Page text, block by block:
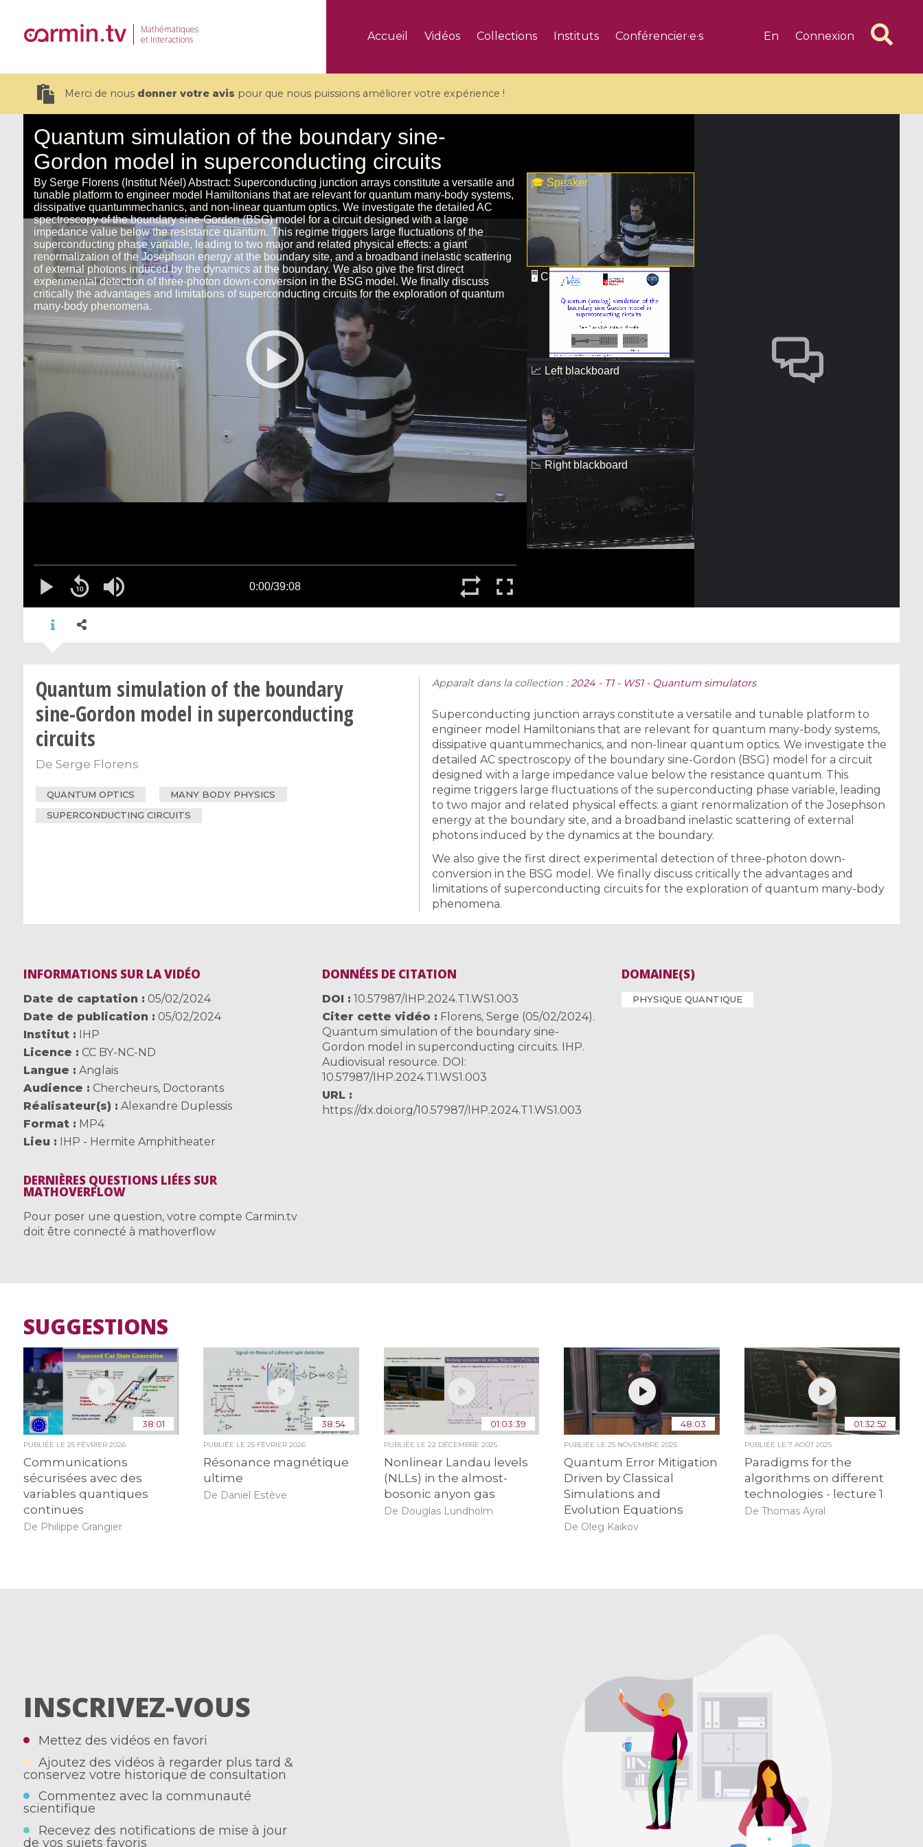
Mathématiques
et Interactions
Accueil Vidéos Collections Instituts Conférencier·e·s En Connexion
Merci de nous donner votre avis pour que nous puissions améliorer votre expérience !
19 videos
CEMRACS 2026 : Modeling and AI
for Environmental Transition /
Centre d'Eté Mathématique de
Recherche Avancée en Calcul
Scientifique
5 videos
Coulomb branches and affine
quantum groups / Branches de
Coulomb et groupes quantiques
affines
6 videos
Algebraic geometry and complex
geometry / Géométrie algébrique
et géométrie complexe
Toutes les collections
Quantum simulation of the boundary
sine-Gordon model in superconducting
circuits
De Serge Florens
QUANTUM OPTICS
MANY BODY PHYSICS
SUPERCONDUCTING CIRCUITS
Apparaît dans la collection :2024 - T1 - WS1 - Quantum simulators
Superconducting junction arrays constitute a versatile and tunable platform to
engineer model Hamiltonians that are relevant for quantum many-body systems,
dissipative quantummechanics, and non-linear quantum optics. We investigate the
detailed AC spectroscopy of the boundary sine-Gordon (BSG) model for a circuit
designed with a large impedance value below the resistance quantum. This
regime triggers large fluctuations of the superconducting phase variable, leading
to two major and related physical effects: a giant renormalization of the Josephson
energy at the boundary site, and a broadband inelastic scattering of external
photons induced by the dynamics at the boundary.
We also give the first direct experimental detection of three-photon down-
conversion in the BSG model. We finally discuss critically the advantages and
limitations of superconducting circuits for the exploration of quantum many-body
phenomena.
INFORMATIONS SUR LA VIDÉO
Date de captation
05/02/2024
Date de publication
05/02/2024
Institut
IHP
Licence
CC BY-NC-ND
Langue
Anglais
Audience
Chercheurs, Doctorants
Réalisateur(s)
Alexandre Duplessis
Format
MP4
Lieu
IHP - Hermite Amphitheater
DONNÉES DE CITATION
DOI
10.57987/IHP.2024.T1.WS1.003
Citer cette vidéo
Florens, Serge (05/02/2024).
Quantum simulation of the boundary sine-
Gordon model in superconducting circuits. IHP.
Audiovisual resource. DOI:
10.57987/IHP.2024.T1.WS1.003
URL
https://dx.doi.org/10.57987/IHP.2024.T1.WS1.003
DOMAINE(S)
PHYSIQUE QUANTIQUE
DERNIÈRES QUESTIONS LIÉES SUR
MATHOVERFLOW
Pour poser une question, votre compte Carmin.tv
doit être connecté à mathoverflow
SUGGESTIONS
38:01
PUBLIÉE LE 25 FÉVRIER 2026
Communications
sécurisées avec des
variables quantiques
continues
De Philippe Grangier
38:54
PUBLIÉE LE25 FÉVRIER 2026
Résonance magnétique
ultime
De Daniel Estève
01:03:39
PUBLIÉE LE 22 DÉCEMBRE 2025
Nonlinear Landau levels
(NLLs) in the almost-
bosonic anyon gas
De Douglas Lundholm
48:03
PUBLIÉE LE25 NOVEMBRE 2025
Quantum Error Mitigation
Driven by Classical
Simulations and
Evolution Equations
De Oleg Kaikov
01:32:52
PUBLIÉE LE 7 AOÛT 2025
Paradigms for the
algorithms on different
technologies - lecture 1
De Thomas Ayral
INSCRIVEZ-VOUS
Mettez des vidéos en favori
Ajoutez des vidéos à regarder plus tard &
conservez votre historique de consultation
Commentez avec la communauté
scientifique
Recevez des notifications de mise à jour
de vos sujets favoris